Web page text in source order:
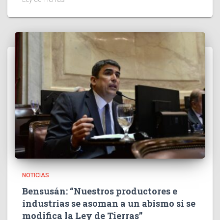
NOTICIAS
Bensusán: “Nuestros productores e
industrias se asoman a un abismo si se
modifica la Ley de Tierras”